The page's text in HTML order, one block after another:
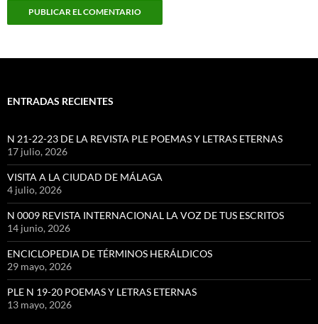
ENTRADAS RECIENTES
N 21-22-23 DE LA REVISTA PLE POEMAS Y LETRAS ETERNAS
17 julio, 2026
VISITA A LA CIUDAD DE MÁLAGA
4 julio, 2026
N 0009 REVISTA INTERNACIONAL LA VOZ DE TUS ESCRITOS
14 junio, 2026
ENCICLOPEDIA DE TÉRMINOS HERÁLDICOS
29 mayo, 2026
PLE N 19-20 POEMAS Y LETRAS ETERNAS
13 mayo, 2026